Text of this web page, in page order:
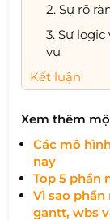
2. Sự rõ
3. Sự
vụ
Kết luận
Xem thêm
Các mô
nay
Top 5 phần
Vì sao
gantt, wbs